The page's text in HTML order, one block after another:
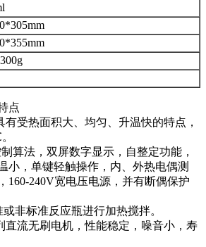
点
有受热面积大、均匀、升温快的特点，
算法，双屏数字显示，自整定功能，
小，单键轻触操作，内、外热电偶测
160-240V宽电压电源，并有断偶保护
或非标准反应瓶进行加热搅拌。
直流无刷电机，性能稳定，噪音小，寿